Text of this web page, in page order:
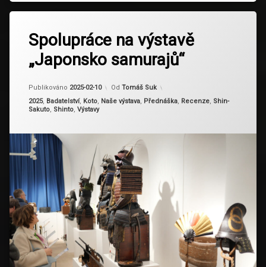
Spolupráce na výstavě
„Japonsko samurajů“
Publikováno 2025-02-10
Aktualizováno
Od Tomáš Suk
Kategorie:
2025, Badatelství, Koto, Naše výstava, Přednáška, Recenze, Shin-
Sakuto, Shinto, Výstavy
Clam-